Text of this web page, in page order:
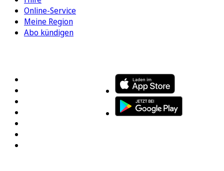
Online-Service
Meine Region
Abo kündigen